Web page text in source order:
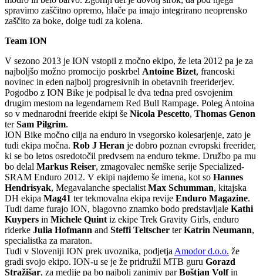
spravimo zaščitno opremo, hlače pa imajo integrirano neoprensko
zaščito za boke, dolge tudi za kolena.
Team ION
V sezono 2013 je ION vstopil z močno ekipo, že leta 2012 pa je za
najboljšo možno promocijo poskrbel Antoine Bizet, francoski
novinec in eden najbolj progresivnih in obetavnih freeriderjev.
Pogodbo z ION Bike je podpisal le dva tedna pred osvojenim
drugim mestom na legendarnem Red Bull Rampage. Poleg Antoina
so v mednarodni freeride ekipi še Nicola Pescetto, Thomas Genon
terSam Pilgrim.
ION Bike močno cilja na enduro in vsegorsko kolesarjenje, zato je
tudi ekipa močna. Rob J Heran je dobro poznan evropski freerider,
ki se bo letos osredotočil predvsem na enduro tekme. Družbo pa mu
bo delal Markus Reiser, zmagovalec nemške serije Specialized-
SRAM Enduro 2012. V ekipi najdemo še imena, kot so Hannes
Hendrisyak, Megavalanche specialist Max Schumman, kitajska
DH ekipa Mag41 ter tekmovalna ekipa revije Enduro Magazine.
Tudi dame furajo ION, blagovno znamko bodo predstavljale Kathi
Kuypers in Michele Quint iz ekipe Trek Gravity Girls, enduro
riderke Julia Hofmann and Steffi Teltscher terKatrin Neumann,
specialistka za maraton.
Tudi v Sloveniji ION prek uvoznika, podjetja Amodor d.o.o. že
gradi svojo ekipo. ION-u se je že pridružil MTB guru Gorazd
Stražišar, za medije pa bo najbolj zanimiv parBoštjan Volfin